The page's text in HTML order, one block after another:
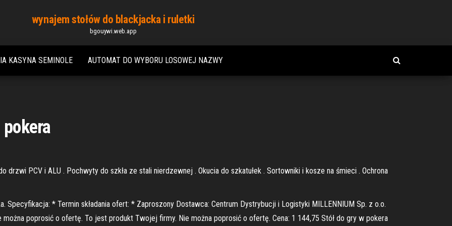
wynajem stołów do blackjacka i ruletki
bgouywi.web.app
KASYNA SEMINOLE AUTOMAT DO WYBORU LOSOWEJ NAZWY
pokera
drzwi PCV i ALU . Pochwyty do szkła ze stali nierdzewnej . Okucia do szkatułek . Sortowniki i kosze na śmieci . Ochrona
Specyfikacja: * Termin składania ofert: * Zaproszony Dostawca: Centrum Dystrybucji i Logistyki MILLENNIUM Sp. z o.o.
poprosić o ofertę. To jest produkt Twojej firmy. Nie można poprosić o ofertę. Cena: 1 144,75 Stół do gry w pokera